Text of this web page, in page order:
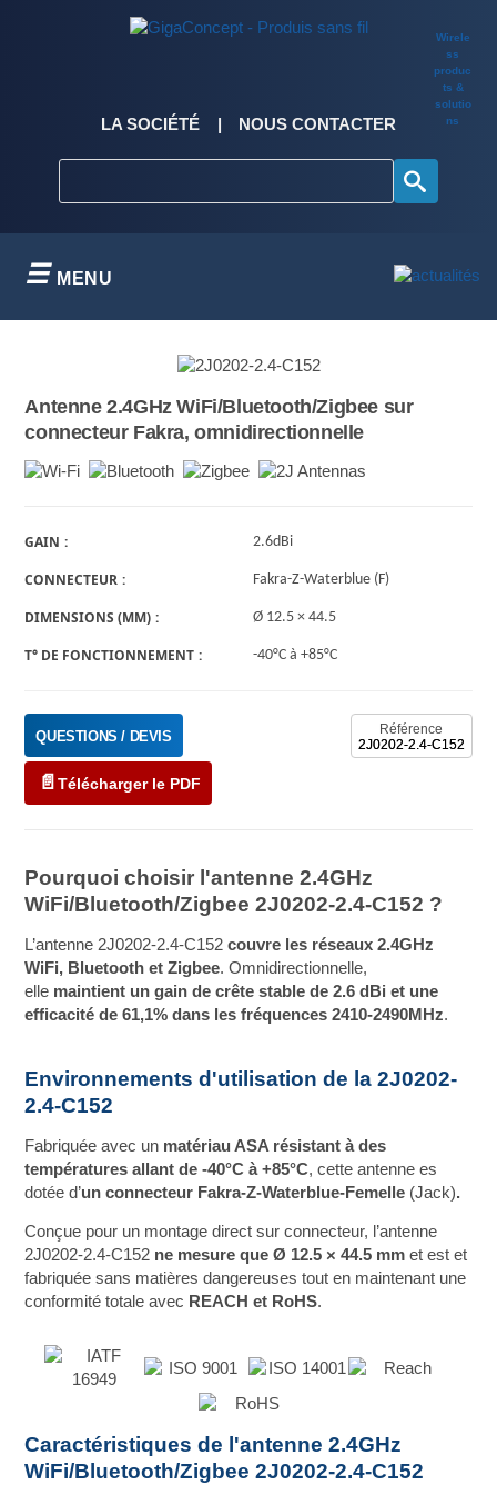
Wirele
ss
produc
ts &
solutio
ns
LA SOCIÉTÉ NOUS CONTACTER
MENU
Antenne 2.4GHz WiFi/Bluetooth/Zigbee sur
connecteur Fakra, omnidirectionnelle
GAIN 2.6dBi
CONNECTEUR Fakra-Z-Waterblue (F)
DIMENSIONS (MM) Ø 12.5 × 44.5
T° DE FONCTIONNEMENT -40°C à +85°C
Référence
2J0202-2.4-C152
QUESTIONS / DEVIS
Télécharger le PDF
Pourquoi choisir l'antenne 2.4GHz
WiFi/Bluetooth/Zigbee 2J0202-2.4-C152 ?
L’antenne 2J0202-2.4-C152couvre les réseaux 2.4GHz
WiFi, Bluetooth et Zigbee. Omnidirectionnelle,
elle maintient un gain de crête stable de 2.6 dBi et une
efficacité de 61,1%dans les fréquences 2410-2490MHz.
Environnements d'utilisation de la 2J0202-
2.4-C152
Fabriquée avec un matériau ASA résistant à des
températures allant de -40°C à +85°C, cette antenne es
dotée d’un connecteur Fakra-Z-Waterblue-Femelle (Jack).
Conçue pour un montage direct sur connecteur, l’antenne
2J0202-2.4-C152 ne mesure que Ø 12.5 × 44.5 mm et est et
fabriquée sans matières dangereuses tout en maintenant une
conformité totale avec REACH et RoHS.
Caractéristiques de l'antenne 2.4GHz
WiFi/Bluetooth/Zigbee 2J0202-2.4-C152